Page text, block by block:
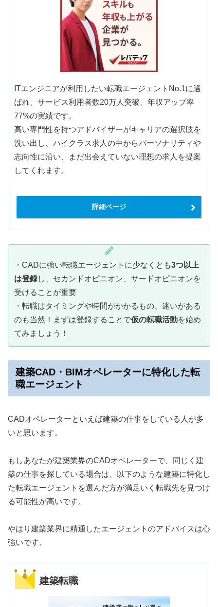
ITエンジニアが利用したい転職エージェントNo.1に選
ばれ、サービス利用者数20万人突破、年収アップ率
77%の実績です。
高い専門性を持つアドバイザーがキャリアの選択肢を
洗い出し、ハイクラス求人の中からパーソナリティや
志向性に沿い、まだ出会えていない理想の求人を提案
してくれます。
詳細ページ
・CADに強い転職エージェントに少なくとも3つ以上
は登録し、セカンドオピニオン、サードオピニオンを
受けることが重要
・転職はタイミングや時間がかかるもの、迷いがある
のも当然！まずは登録することで仮の転職活動を始め
てみましょう！
建築CAD・BIMオペレーターに特化した転
職エージェント
CADオペレーターといえば建築の仕事をしている人が多
いと思います。
もしあなたが建築業界のCADオペレーターで、同じく建
築の仕事を探している場合は、以下のような建築に特化し
た転職エージェントを選んだ方が満足いく転職先を見つけ
る可能性が高いです。
やはり建築業界に精通したエージェントのアドバイスは心
強いです。
建築転職